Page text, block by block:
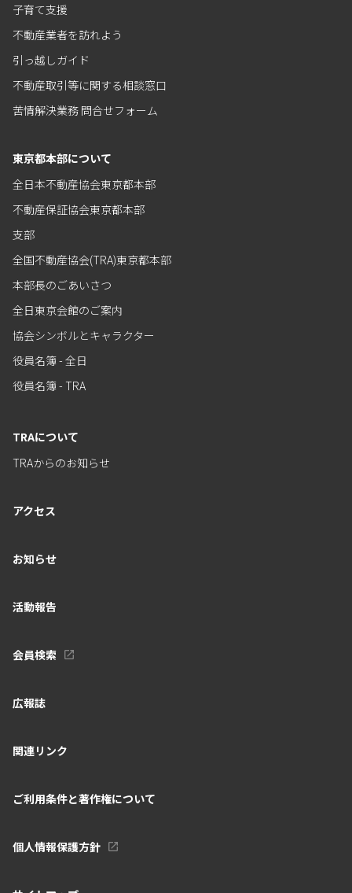
子育て支援
不動産業者を訪れよう
引っ越しガイド
不動産取引等に関する相談窓口
苦情解決業務 問合せフォーム
東京都本部について
全日本不動産協会東京都本部
不動産保証協会東京都本部
支部
全国不動産協会(TRA)東京都本部
本部長のごあいさつ
全日東京会館のご案内
協会シンボルとキャラクター
役員名簿 - 全日
役員名簿 - TRA
TRAについて
TRAからのお知らせ
アクセス
お知らせ
活動報告
会員検索
広報誌
関連リンク
ご利用条件と著作権について
個人情報保護方針